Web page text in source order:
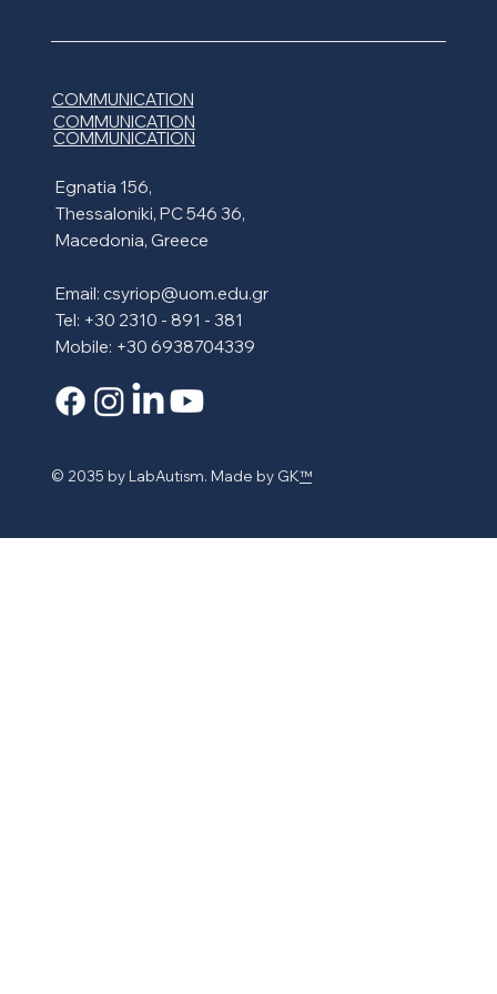
Egnatia 156,
Thessaloniki, PC 546 36,
Macedonia, Greece
Email: csyriop@uom.edu.gr
Tel: +30 2310 - 891 - 381
Mobile: +30 6938704339
COMMUNICATION
COMMUNICATION
COMMUNICATION
© 2035 by LabAutism. Made by GK™